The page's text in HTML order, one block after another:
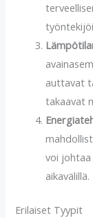
auttavat
takaavat
voi
aikavälillä.
Erilaiset Tyypit